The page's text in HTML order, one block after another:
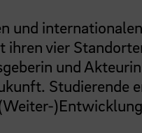
und
vier
und
Studierende